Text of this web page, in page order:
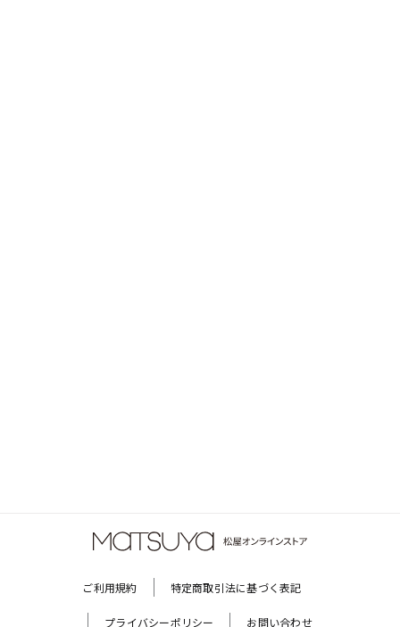
ご利用規約 特定商取引法に基づく表記
プライバシーポリシー お問い合わせ